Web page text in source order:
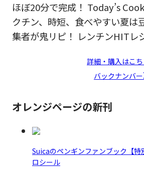
ほぼ20分で完成！ Today’s
クチン、時短、食べやすい夏は
集者が鬼リピ！ レンチンHITレ
詳細・購入はこち
バックナンバー
オレンジページの新刊
Suicaのペンギンファンブック【
ロシール